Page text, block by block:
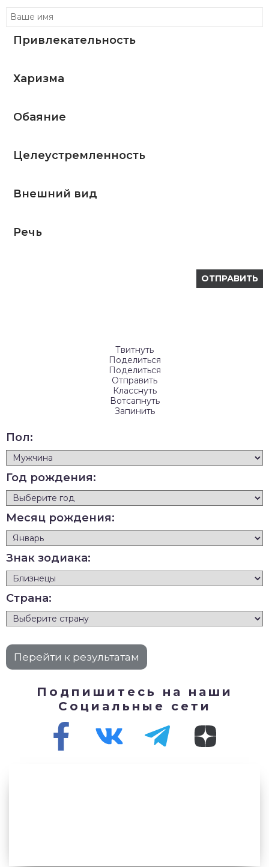
Привлекательность
Харизма
Обаяние
Целеустремленность
Внешний вид
Речь
Твитнуть
Поделиться
Поделиться
Отправить
Класснуть
Вотсапнуть
Запинить
Пол:
Год рождения:
Месяц рождения:
Знак зодиака:
Страна:
Подпишитесь на наши
Социальные сети